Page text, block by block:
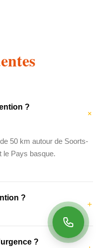
?
50 km autour de Soorts-
le Pays basque.
?
de 48 heures. Pour les
nous intervenons dans
?